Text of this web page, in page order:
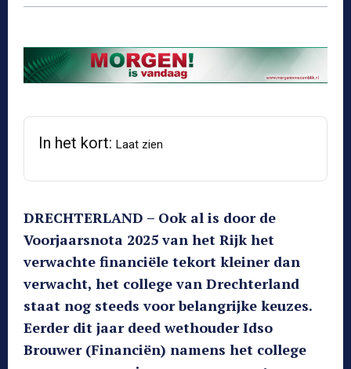
In het kort: Laat zien
DRECHTERLAND – Ook al is door de
Voorjaarsnota 2025 van het Rijk het
verwachte financiële tekort kleiner dan
verwacht, het college van Drechterland
staat nog steeds voor belangrijke keuzes.
Eerder dit jaar deed wethouder Idso
Brouwer (Financiën) namens het college